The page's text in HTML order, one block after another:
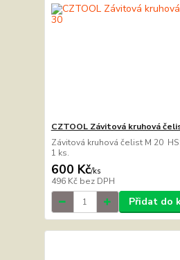
CZTOOL Závitová kruhová
Závitová kruhová čelist M 20
1 ks.
600 Kč/ks
496 Kč bez DPH
Přidat do